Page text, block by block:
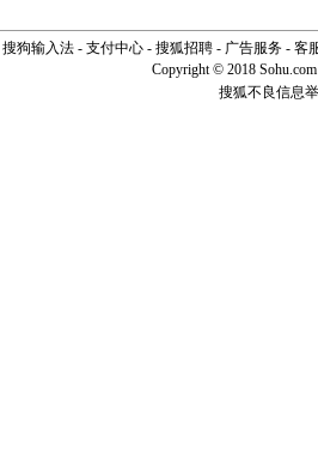
搜狗输入法- 支付中心- 搜狐招聘- 广告服务- 客
Copyright © 2018
搜狐不良信息